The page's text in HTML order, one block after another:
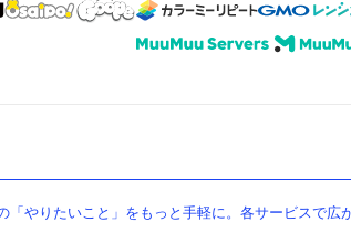
「やりたいこと」をもっと手軽に。各サービスで広